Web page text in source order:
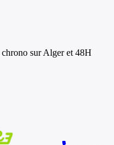
sur Alger et 48H